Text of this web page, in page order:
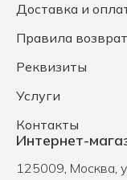
Доставка и
Правила
Реквизиты
Услуги
Контакты
Интернет-
125009, Москва,